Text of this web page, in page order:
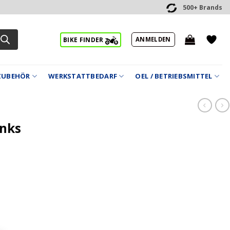
500+ Brands
BIKE FINDER ANMELDEN
WERKSTATTBEDARF OEL / BETRIEBSMITTEL